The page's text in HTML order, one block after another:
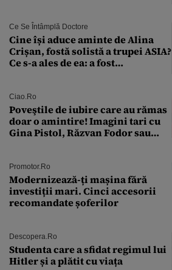
Ce Se Întâmplă Doctore
Cine își aduce aminte de Alina
Crișan, fostă solistă a trupei ASIA?
Ce s-a ales de ea: a fost
Ciao.ro
Poveştile de iubire care au rămas
doar o amintire! Imagini tari cu
Gina Pistol, Răzvan Fodor sau
Promotor.ro
Modernizează-ți mașina fără
investiții mari. Cinci accesorii
recomandate șoferilor
Descopera.ro
Studenta care a sfidat regimul lui
Hitler și a plătit cu viața